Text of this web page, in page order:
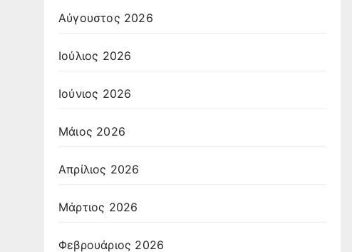
Αύγουστος 2026
Ιούλιος 2026
Ιούνιος 2026
Μάιος 2026
Απρίλιος 2026
Μάρτιος 2026
Φεβρουάριος 2026